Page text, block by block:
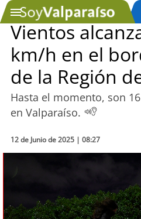
SOYTV
Podcast
Entretención
Deportes
Vientos
km/h en el
de la Región
Hasta el momento, son
en Valparaíso.
12 de Junio de 2025 | 08:27